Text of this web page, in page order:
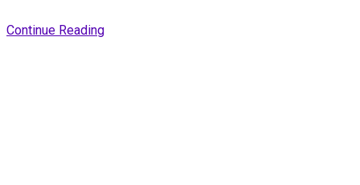
Continue Reading